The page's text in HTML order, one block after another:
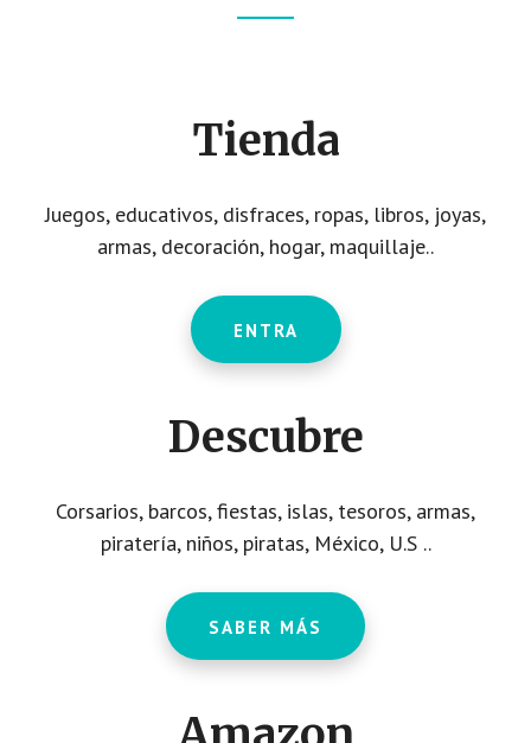
Tienda
Juegos, educativos, disfraces, ropas, libros, joyas,
armas, decoración, hogar, maquillaje..
ENTRA
Descubre
Corsarios, barcos, fiestas, islas, tesoros, armas,
piratería, niños, piratas, México, U.S ..
SABER MÁS